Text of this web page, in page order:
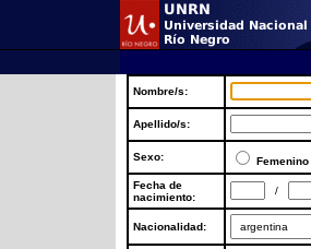
Nombre/s:
Apellido/s:
Sexo: Femenino
Fecha de
nacimiento:
/
Nacionalidad: